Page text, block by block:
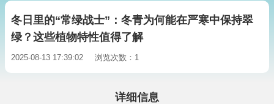
冬日里的“常绿战士”：冬青为何能在严寒中保持翠
绿？这些植物特性值得了解
2025-08-13 17:39:02 浏览次数：1
详细信息